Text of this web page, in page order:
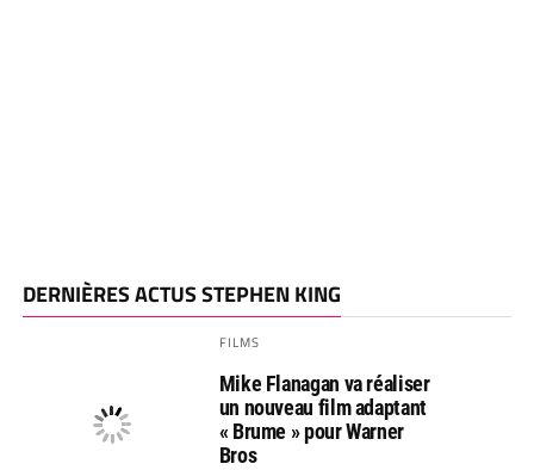
DERNIÈRES ACTUS STEPHEN KING
FILMS
Mike Flanagan va réaliser
un nouveau film adaptant
« Brume » pour Warner
Bros